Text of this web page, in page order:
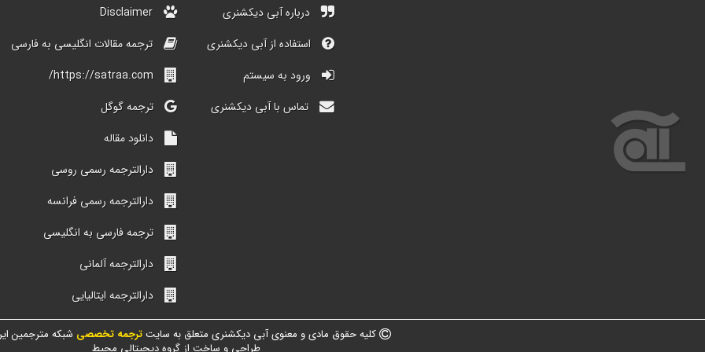
درباره آبی دیکشنری
استفاده از آبی دیکشنری
ورود به سیستم
تماس با آبی دیکشنری
Disclaimer
ترجمه مقالات انگلیسی به فارسی
https://satraa.com/
ترجمه گوگل
دانلود مقاله
دارالترجمه رسمی روسی
دارالترجمه رسمی فرانسه
ترجمه فارسی به انگلیسی
دارالترجمه آلمانی
دارالترجمه ایتالیایی
کلیه حقوق مادی و معنوی آبی دیکشنری متعلق به سایتترجمه تخصصی شبکه مترجمین
طراحی و ساخت از گروه دیجیتالی محیط